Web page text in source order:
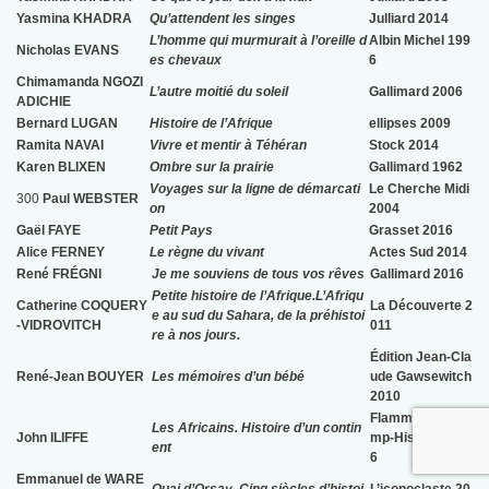
Yasmina KHADRA
Qu’attendent les singes Julliard 2014
Nicholas EVANS
L’homme qui murmurait à l’oreille d
es chevaux
Albin Michel 199
6
Chimamanda NGOZI
ADICHIE
L’autre moitié du soleil Gallimard 2006
Bernard LUGAN Histoire de l’Afrique
ellipses 2009
Ramita NAVAI
Vivre et mentir à Téhéran
Stock 2014
Karen BLIXEN
Ombre sur la prairie Gallimard 1962
300Paul WEBSTER
Voyages sur la ligne de démarcati
on
Le Cherche Midi
2004
Gaël FAYE
Petit Pays
Grasset 2016
Alice FERNEY
Le règne du vivant
Actes Sud 2014
René FRÉGNI
Je me souviens de tous vos rêves Gallimard 2016
Catherine COQUERY
-VIDROVITCH
Petite histoire de l’Afrique.L’Afriqu
e au sud du Sahara, de la préhistoi
re à nos jours.
La Découverte 2
011
René-Jean BOUYER Les mémoires d’un bébé
Édition Jean-Cla
ude Gawsewitch
2010
John ILIFFE
Les Africains. Histoire d’un contin
ent
Flammarion Cha
mp-Histoire. 201
6
Emmanuel de WARE